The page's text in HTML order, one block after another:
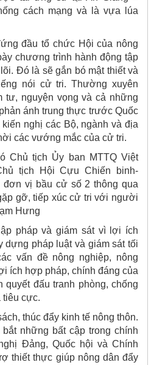
cách mạng và là vựa lúa
đầu tổ chức Hội của nông
chương trình hành động tập
Đó là sẽ gắn bó mật thiết và
nói cử tri. Thường xuyên
tư, nguyện vọng và cả những
ánh trung thực trước Quốc
nghị các Bộ, ngành và địa
các vướng mắc của cử tri.
Chủ tịch Ủy ban MTTQ Việt
tịch Hội Cựu Chiến binh-
đơn vị bầu cử số 2 thông qua
gỡ, tiếp xúc cử tri với người
Hưng
pháp và giám sát vì lợi ích
dựng pháp luật và giám sát tối
vấn đề nông nghiệp, nông
ích hợp pháp, chính đáng của
quyết đấu tranh phòng, chống
tiêu cực.
thúc đẩy kinh tế nông thôn.
những bất cập trong chính
Đảng, Quốc hội và Chính
thiết thực giúp nông dân đẩy